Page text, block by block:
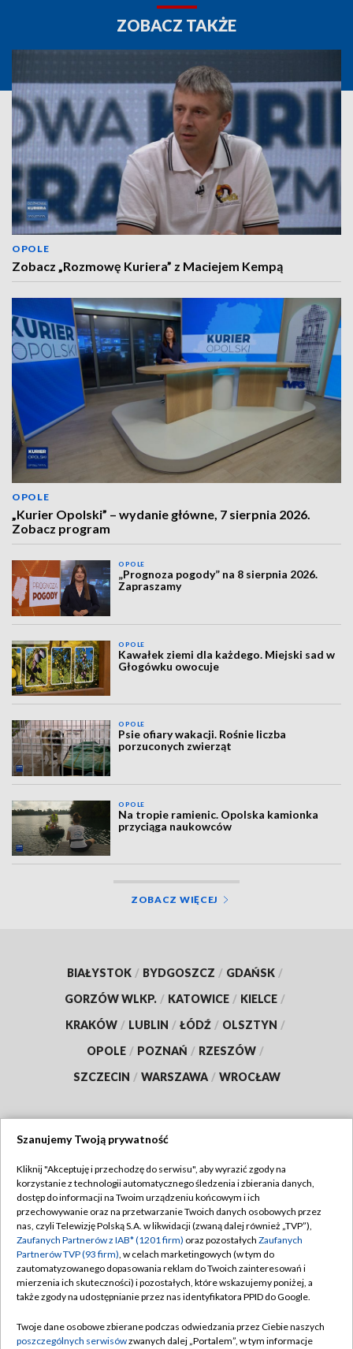
ZOBACZ TAKŻE
OPOLE
Zobacz „Rozmowę Kuriera” z Maciejem Kempą
OPOLE
„Kurier Opolski” – wydanie główne, 7 sierpnia 2026.
Zobacz program
OPOLE
„Prognoza pogody” na 8 sierpnia 2026.
Zapraszamy
OPOLE
Kawałek ziemi dla każdego. Miejski sad w
Głogówku owocuje
OPOLE
Psie ofiary wakacji. Rośnie liczba
porzuconych zwierząt
OPOLE
Na tropie ramienic. Opolska kamionka
przyciąga naukowców
ZOBACZ WIĘCEJ
BIAŁYSTOK / BYDGOSZCZ / GDAŃSK /
GORZÓW WLKP. / KATOWICE / KIELCE /
KRAKÓW / LUBLIN / ŁÓDŹ / OLSZTYN /
OPOLE / POZNAŃ / RZESZÓW /
SZCZECIN / WARSZAWA / WROCŁAW
TVP
Abonament TVP
Emisja w TVP
Centrum informacji TVP
Naziemna Telewizja Cyfrowa
Rada Programowa
Regulamin TVP
Polityka prywatności
Moje zgody
Pomoc
Kontakt
Szanujemy Twoją prywatność
Kliknij "Akceptuję i przechodzę do serwisu", aby wyrazić zgody na
korzystanie z technologii automatycznego śledzenia i zbierania danych,
dostęp do informacji na Twoim urządzeniu końcowym i ich
przechowywanie oraz na przetwarzanie Twoich danych osobowych przez
nas, czyli Telewizję Polską S.A. w likwidacji (zwaną dalej również „TVP”),
Zaufanych Partnerów z IAB* (1201 firm) oraz pozostałych Zaufanych
Partnerów TVP (93 firm), w celach marketingowych (w tym do
zautomatyzowanego dopasowania reklam do Twoich zainteresowań i
mierzenia ich skuteczności) i pozostałych, które wskazujemy poniżej, a
także zgody na udostępnianie przez nas identyfikatora PPID do Google.
Twoje dane osobowe zbierane podczas odwiedzania przez Ciebie naszych
poszczególnych serwisówzwanych dalej „Portalem”, w tym informacje